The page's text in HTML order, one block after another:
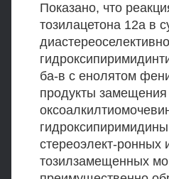
Показано, что
тозилацетона 12а в
ба-в с енолятом
продукты
стереоэлект-ронных
тозилзамещенных